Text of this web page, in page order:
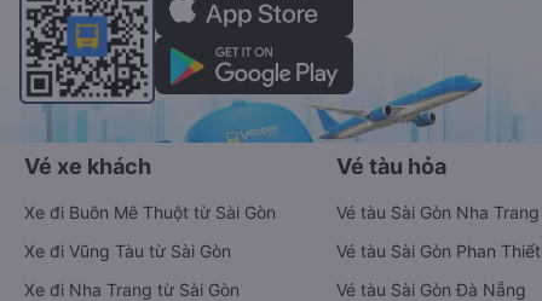
Vé xe khách
Xe đi Buôn Mê Thuột từ Sài Gòn
Xe đi Vũng Tàu từ Sài Gòn
Xe đi Nha Trang từ Sài Gòn
Vé tàu hỏa
Vé tàu Sài Gòn Nha Trang
Vé tàu Sài Gòn Phan Thiết
Vé tàu Sài Gòn Đà Nẵng